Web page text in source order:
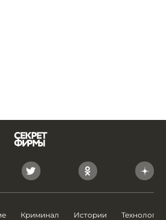
Криминал Истории Технологии